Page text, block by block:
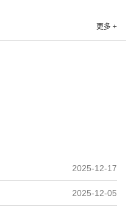
更多 +
2025-12-17
2025-12-05